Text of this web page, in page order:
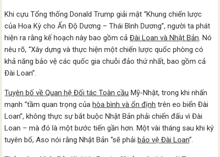
Khi cựu Tổng thống Donald Trump giải mật “Khung chiến lược
của Hoa Kỳ cho Ấn Độ Dương – Thái Bình Dương”, người ta phát
hiện ra rằng kế hoạch này bao gồm cảĐài Loan và Nhật Bản. Nó
nêu rõ, “Xây dựng và thực hiện một chiến lược quốc phòng có
khả năng bảo vệ các quốc gia chuỗi đảo thứ nhất, bao gồm cả
Đài Loan”.
Tuyên bố về Quan hệ Đối tác Toàn cầu Mỹ-Nhật, trong khi nhấn
mạnh “tầm quan trọng của hòa bình và ổn định trên eo biển Đài
Loan”, không thực sự bắt buộc Nhật Bản phải chiến đấu vì Đài
Loan – mà đó là một bước tiến gần hơn. Một vài tháng sau khi ký
tuyên bố, Aso nói rằng Nhật Bản “sẽ phải bảo vệ Đài Loan“.